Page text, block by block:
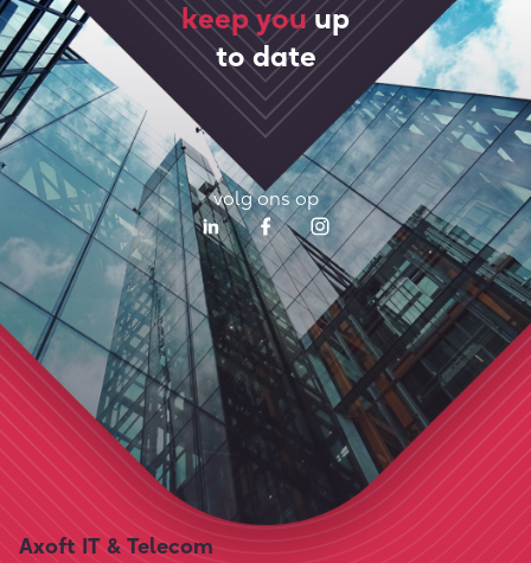
keep youup
to date
volg ons op
Axoft IT & Telecom